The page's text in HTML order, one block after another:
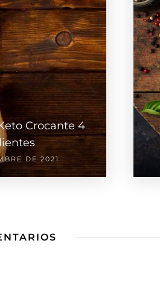
Crocante 4
DE 2021